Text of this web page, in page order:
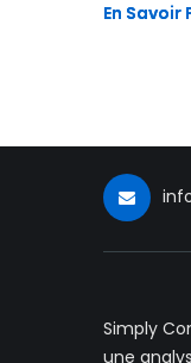
En Savoir
Simply
une